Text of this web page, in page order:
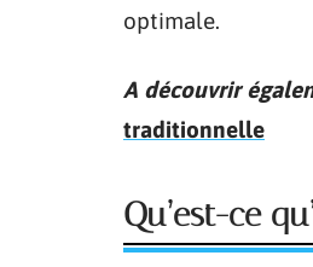
optimale.
A découvrir
traditionnelle
Qu’est-ce